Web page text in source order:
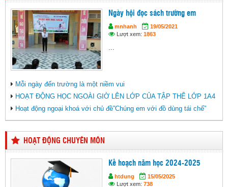
Ngày hội đọc sách trường em
mnhanh
19/05/2021
Lượt xem: 1863
Mỗi ngày đến trường là một niềm vui
HOẠT ĐỘNG HỌC NGOÀI GIỜ LÊN LỚP CỦA TẬP THỂ LỚP 1A4
Hoạt động ngoại khoá với chủ đề”Chúng em với đồ dùng tái chế”
HOẠT ĐỘNG CHUYÊN MÔN
Kế hoạch năm học 2024-2025
htdung
15/05/2025
Lượt xem: 738